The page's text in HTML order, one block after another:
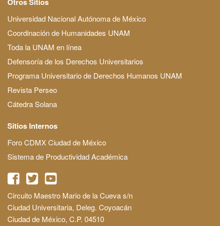
Universidad Nacional Autónoma de México
Coordinación de Humanidades UNAM
Toda la UNAM en línea
Defensoría de los Derechos Universitarios
Programa Universitario de Derechos Humanos UNAM
Revista Perseo
Cátedra Solana
Sitios Internos
Foro CDMX Ciudad de México
Sistema de Productividad Académica
Circuito Maestro Mario de la Cueva s/n
Ciudad Universitaria, Deleg. Coyoacán
Ciudad de México, C.P. 04510